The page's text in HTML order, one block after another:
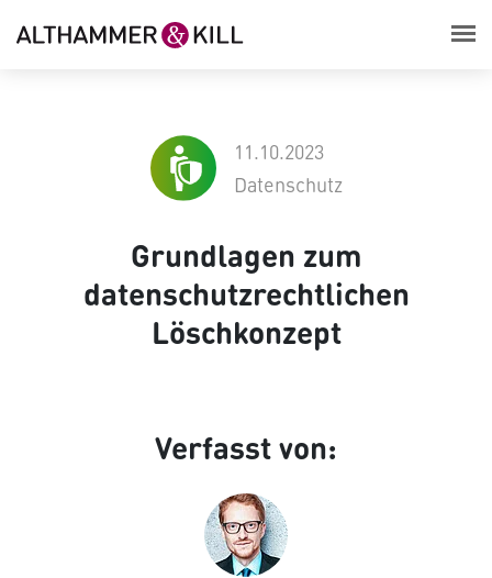
11.10.2023
Datenschutz
Grundlagen zum
datenschutzrechtlichen
Löschkonzept
Verfasst von: